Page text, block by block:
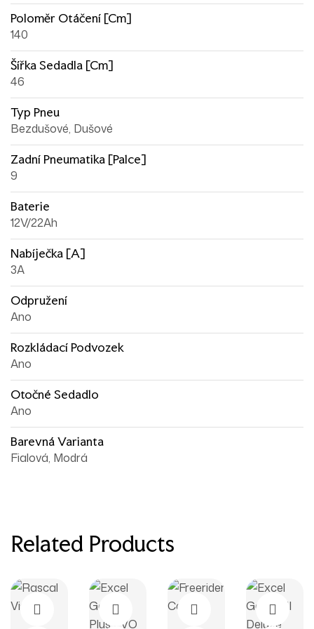
Poloměr Otáčení [cm]
140
Šířka Sedadla [cm]
46
Typ Pneu
Bezdušové, Dušové
Zadní Pneumatika [palce]
9
Baterie
12V/22Ah
Nabíječka [A]
3A
Odpružení
Ano
Rozkládací Podvozek
Ano
Otočné Sedadlo
Ano
Barevná Varianta
Fialová, Modrá
Related Products